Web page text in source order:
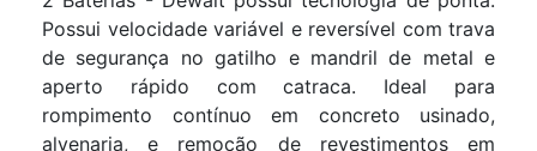
Possui velocidade variável e reversível com trava
de segurança no gatilho e mandril de metal e
aperto rápido com catraca. Ideal para
rompimento contínuo em concreto usinado,
alvenaria, e remoção de revestimentos em